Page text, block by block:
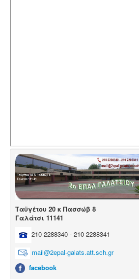
Ταϋγέτου 20 κ Πασσώβ 8
Γαλάτσι 11141
210 2288340 - 210 2288341
mail@2epal-galats.att.sch.gr
facebook